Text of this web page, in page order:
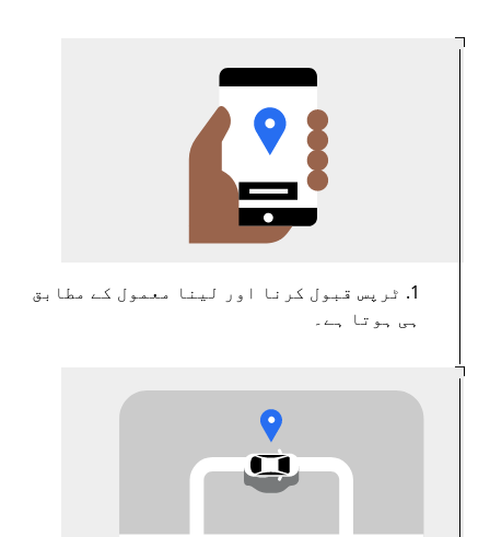
1. ٹرپس قبول کرنا اور لینا معمول کے مطابق
ہی ہوتا ہے۔